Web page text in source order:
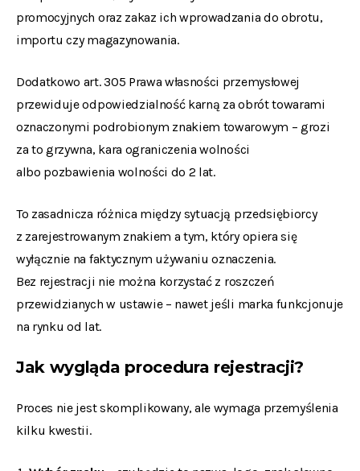
promocyjnych oraz zakaz ich wprowadzania do obrotu,
importu czy magazynowania.
Dodatkowo art. 305 Prawa własności przemysłowej
przewiduje odpowiedzialność karną za obrót towarami
oznaczonymi podrobionym znakiem towarowym – grozi
za to grzywna, kara ograniczenia wolności
albo pozbawienia wolności do 2 lat.
To zasadnicza różnica między sytuacją przedsiębiorcy
z zarejestrowanym znakiem a tym, który opiera się
wyłącznie na faktycznym używaniu oznaczenia.
Bez rejestracji nie można korzystać z roszczeń
przewidzianych w ustawie – nawet jeśli marka funkcjonuje
na rynku od lat.
Jak wygląda procedura rejestracji?
Proces nie jest skomplikowany, ale wymaga przemyślenia
kilku kwestii.